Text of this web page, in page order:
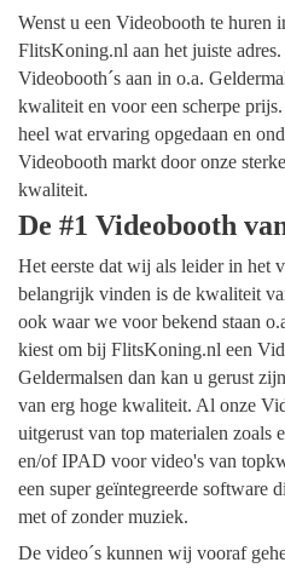
Wenst u een Videobooth te huren
FlitsKoning.nl aan het juiste
Videobooth´s aan in o.a.
kwaliteit en voor een scherpe
heel wat ervaring opgedaan en
Videobooth markt door onze
kwaliteit.
De #1 Videobooth
Het eerste dat wij als leider in het
belangrijk vinden is de kwaliteit
ook waar we voor bekend staan
kiest om bij FlitsKoning.nl een
Geldermalsen dan kan u gerust
van erg hoge kwaliteit. Al onze
uitgerust van top materialen zoals
en/of IPAD voor video's van
een super geïntegreerde software
met of zonder muziek.
De video´s kunnen wij vooraf